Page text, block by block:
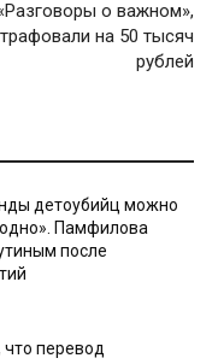
о важном»,
на 50 тысяч
рублей
детоубийц можно
Памфилова
после
что перевод